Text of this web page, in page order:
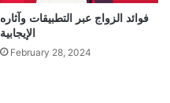
فوائد الزواج عبر التطبيقات وآثاره
الإيجابية
February 28, 2024